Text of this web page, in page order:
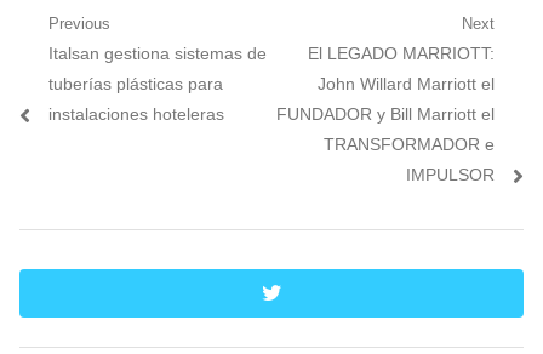
Navegación
de
entradas
Previous
Previous
post:
Italsan gestiona sistemas de
tuberías plásticas para
instalaciones hoteleras
Next
Next
post:
El LEGADO MARRIOTT:
John Willard Marriott el
FUNDADOR y Bill Marriott el
TRANSFORMADOR e
IMPULSOR
twitter